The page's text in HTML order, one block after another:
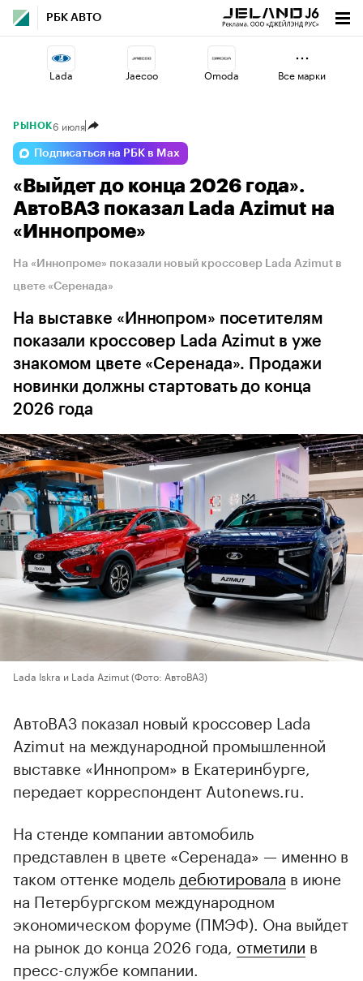
РБК АВТО
Lada Jaecoo Omoda
Esteo
Haval Changan Voyah
Все марки
РЫНОК6 июля
Подписаться на РБК в Max
«Выйдет до конца 2026 года».
АвтоВАЗ показал Lada Azimut на
«Иннопроме»
На «Иннопроме» показали новый кроссовер Lada Azimut в
цвете «Серенада»
На выставке «Иннопром» посетителям
показали кроссовер Lada Azimut в уже
знакомом цвете «Серенада». Продажи
новинки должны стартовать до конца
2026 года
Lada Iskra и Lada Azimut(Фото: АвтоВАЗ)
АвтоВАЗ показал новый кроссовер Lada
Azimut на международной промышленной
выставке «Иннопром» в Екатеринбурге,
передает корреспондент Autonews.ru.
На стенде компании автомобиль
представлен в цвете «Серенада» — именно в
таком оттенке модель дебютировала в июне
на Петербургском международном
экономическом форуме (ПМЭФ). Она выйдет
на рынок до конца 2026 года, отметили в
пресс-службе компании.